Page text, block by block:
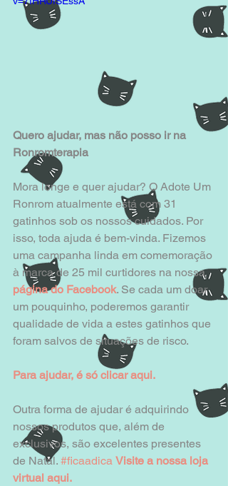
Quero ajudar, mas não posso ir na
Ronromterapia
Mora longe e quer ajudar? O Adote Um
Ronrom atualmente está com 31
gatinhos sob os nossos cuidados. Por
isso, toda ajuda é bem-vinda. Fizemos
uma campanha linda em comemoração
à marca de 25 mil curtidores na nossa
página do Facebook. Se cada um doar
um pouquinho, poderemos garantir
qualidade de vida a estes gatinhos que
foram salvos de situações de risco.
Para ajudar, é só clicar aqui.
Outra forma de ajudar é adquirindo
nossos produtos que, além de
exclusivos, são excelentes presentes
de Natal. #ficaadica Visite a nossa loja
virtual aqui.